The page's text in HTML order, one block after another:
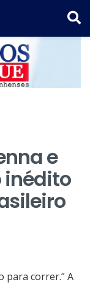
e
inédito
para correr.” A